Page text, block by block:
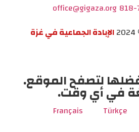
office@gigaza.org
الإبادة الجماعية في غزة
لتصفح الموقع.
في أي وقت.
Türkçe
Français